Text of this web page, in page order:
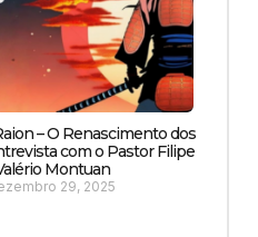
– O Renascimento dos
com o Pastor Filipe
Montuan
29, 2025